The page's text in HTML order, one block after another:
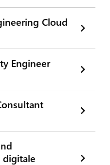
Cloud
Engineer
digitale